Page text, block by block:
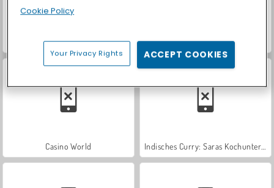
Farm Merge Valley Car Parking City Duel
Casino World
Cookie Policy
Your Privacy Rights ACCEPT COOKIES